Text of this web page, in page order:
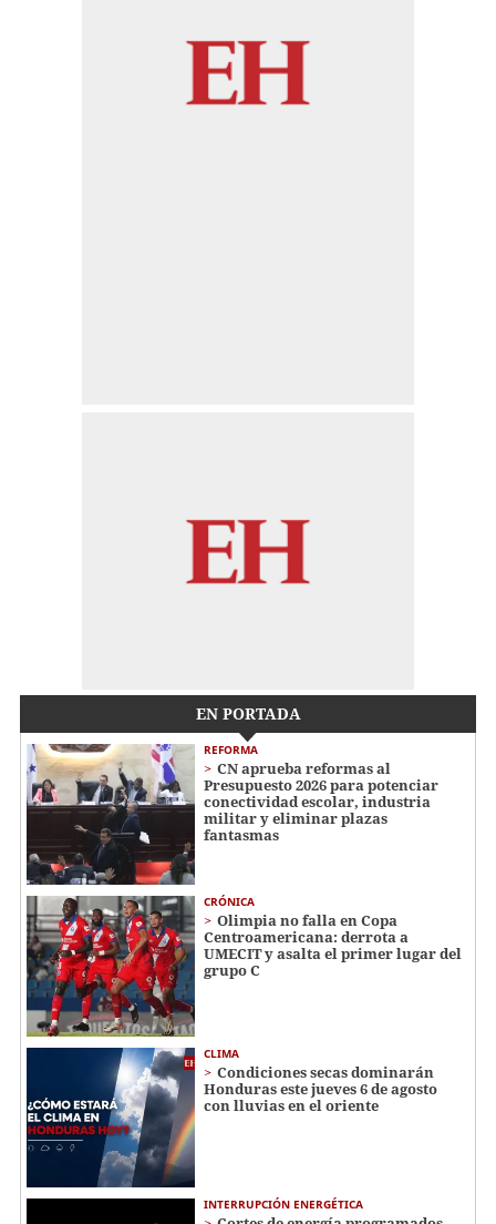
EN PORTADA
REFORMA
CN aprueba reformas al
Presupuesto 2026 para potenciar
conectividad escolar, industria
militar y eliminar plazas
fantasmas
CRÓNICA
Olimpia no falla en Copa
Centroamericana: derrota a
UMECIT y asalta el primer lugar del
grupo C
CLIMA
Condiciones secas dominarán
Honduras este jueves 6 de agosto
con lluvias en el oriente
INTERRUPCIÓN ENERGÉTICA